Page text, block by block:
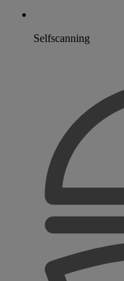
Selfscanning